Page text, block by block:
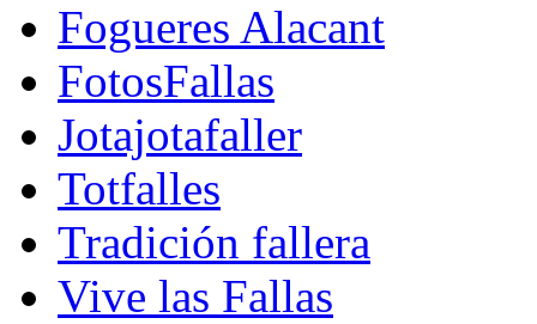
Fogueres Alacant
FotosFallas
Jotajotafaller
Totfalles
Tradición fallera
Vive las Fallas